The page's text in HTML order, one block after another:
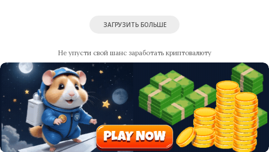
ЗАГРУЗИТЬ БОЛЬШЕ
Не упусти свой шанс заработать криптовалюту